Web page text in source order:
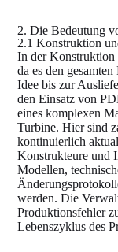
2. Die Bedeutung
2.1 Konstruktion
In der Konstruktion
da es den
Idee bis zur
den Einsatz von
eines komplexen
Turbine. Hier sind
kontinuierlich
Konstrukteure und
Modellen,
werden. Die
Produktionsfehler
Lebenszyklus des